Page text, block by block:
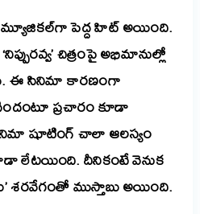
పెద్ద హిట్ అయింది.
చిత్రంపై అభిమానుల్లో
ఈ సినిమా కారణంగా
ప్రచారం కూడా
షూటింగ్ చాలా ఆలస్యం
లేటయింది. దీనికంటే వెనుక
శరవేగంతో ముస్తాబు అయింది.